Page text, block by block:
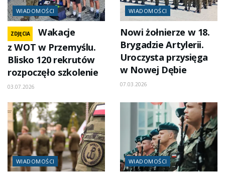
WIADOMOŚCI
ZDJĘCIA
Wakacje
z WOT w Przemyślu.
Blisko 120 rekrutów
rozpoczęło szkolenie
03.07.2026
WIADOMOŚCI
Nowi żołnierze w 18.
Brygadzie Artylerii.
Uroczysta przysięga
w Nowej Dębie
07.03.2026
WIADOMOŚCI WIADOMOŚCI